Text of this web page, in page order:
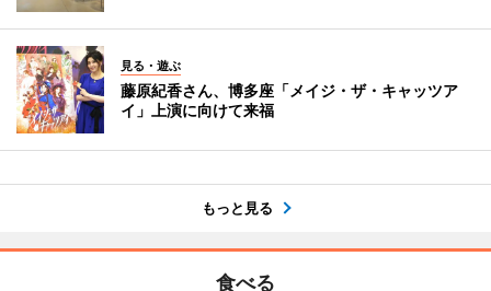
見る・遊ぶ
藤原紀香さん、博多座「メイジ・ザ・キャッツア
イ」上演に向けて来福
もっと見る
食べる